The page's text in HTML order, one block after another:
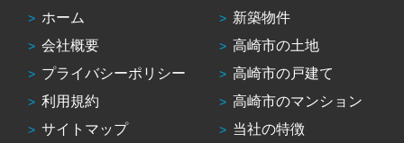
ホーム
会社概要
プライバシーポリシー
利用規約
サイトマップ
新築物件
高崎市の土地
高崎市の戸建て
高崎市のマンション
当社の特徴